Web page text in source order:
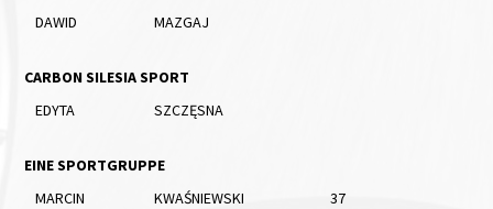
DAWID
MAZGAJ
CARBON SILESIA SPORT
EDYTA
SZCZĘSNA
EINE SPORTGRUPPE
MARCIN
KWAŚNIEWSKI 37